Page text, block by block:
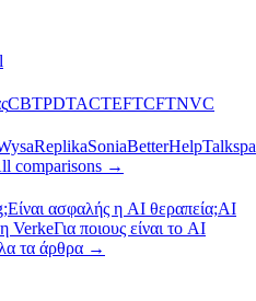
CBTPDTACTEFTCFTNVC
ReplikaSoniaBetterHelp
comparisons →
Είναι ασφαλής η AI θεραπεία;AI
VerkeΓια ποιους είναι το AI
τα άρθρα →